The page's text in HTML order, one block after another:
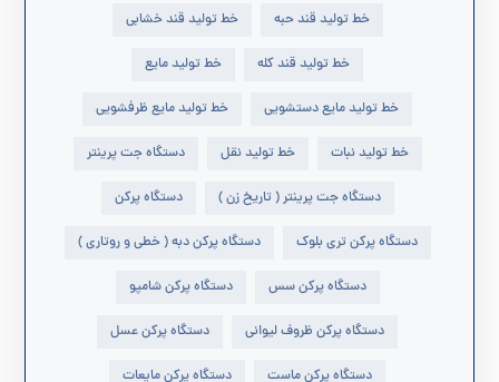
خط تولید قند حبه خط تولید قند خشابی
خط تولید قند کله خط تولید مایع
خط تولید مایع دستشویی خط تولید مایع ظرفشویی
خط تولید نبات خط تولید نقل دستگاه جت پرینتر
دستگاه جت پرینتر ( تاریخ زن ) دستگاه پرکن
دستگاه پرکن تری بلوک دستگاه پرکن دبه ( خطی و روتاری )
دستگاه پرکن سس دستگاه پرکن شامپو
دستگاه پرکن ظروف لیوانی دستگاه پرکن عسل
دستگاه پرکن ماست دستگاه پرکن مایعات